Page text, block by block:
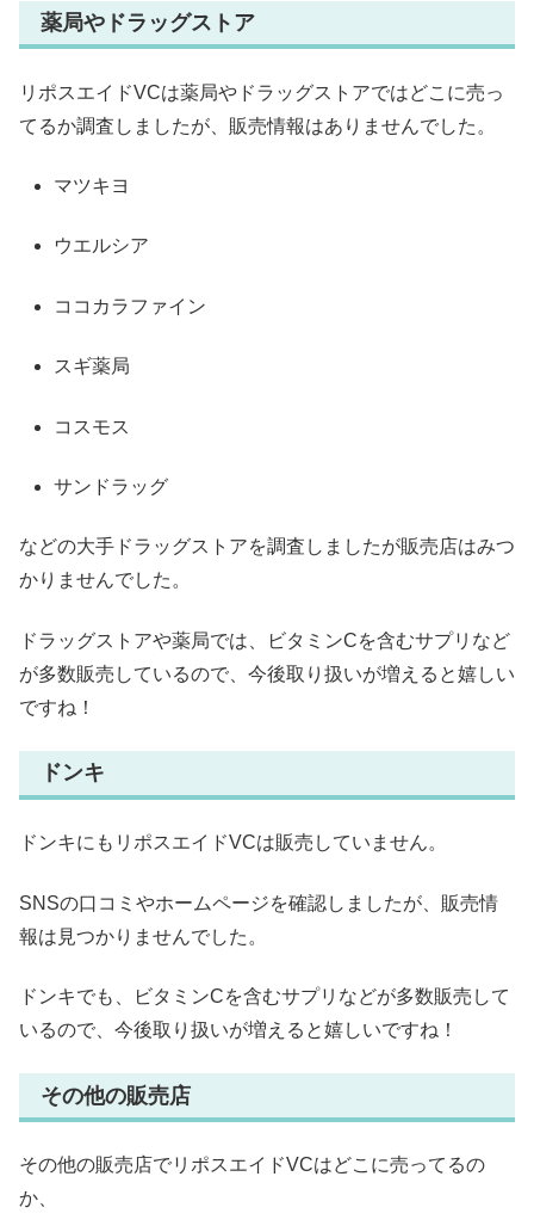
薬局やドラッグストア
リポスエイドVCは薬局やドラッグストアではどこに売っ
てるか調査しましたが、販売情報はありませんでした。
マツキヨ
ウエルシア
ココカラファイン
スギ薬局
コスモス
サンドラッグ
などの大手ドラッグストアを調査しましたが販売店はみつ
かりませんでした。
ドラッグストアや薬局では、ビタミンCを含むサプリなど
が多数販売しているので、今後取り扱いが増えると嬉しい
ですね！
ドンキ
ドンキにもリポスエイドVCは販売していません。
SNSの口コミやホームページを確認しましたが、販売情
報は見つかりませんでした。
ドンキでも、ビタミンCを含むサプリなどが多数販売して
いるので、今後取り扱いが増えると嬉しいですね！
その他の販売店
その他の販売店でリポスエイドVCはどこに売ってるの
か、